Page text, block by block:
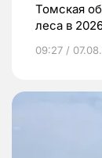
Томская
леса в
09:27 /